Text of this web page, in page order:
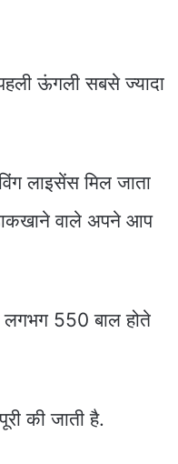
ऊंगली सबसे ज्यादा
लाइसेंस मिल जाता
वाले अपने आप
लगभग 550 बाल होते
की जाती है.